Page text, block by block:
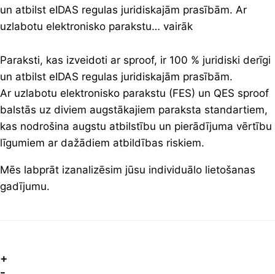
un atbilst eIDAS regulas juridiskajām prasībām. Ar
uzlabotu elektronisko parakstu… vairāk
Paraksti, kas izveidoti ar sproof, ir 100 % juridiski derīgi
un atbilst eIDAS regulas juridiskajām prasībām.
Ar uzlabotu elektronisko parakstu (FES) un QES sproof
balstās uz diviem augstākajiem paraksta standartiem,
kas nodrošina augstu atbilstību un pierādījuma vērtību
līgumiem ar dažādiem atbildības riskiem.
Mēs labprāt izanalizēsim jūsu individuālo lietošanas
gadījumu.
+